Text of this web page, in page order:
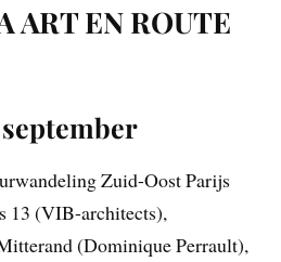
ART EN ROUTE
Zuid-Oost Parijs
13 (VIB-architects),
(Dominique Perrault),